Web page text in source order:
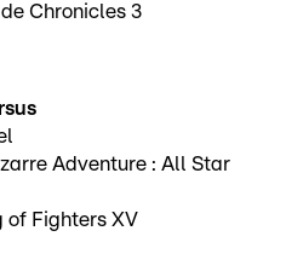
Chronicles 3
Adventure : All Star
of Fighters XV